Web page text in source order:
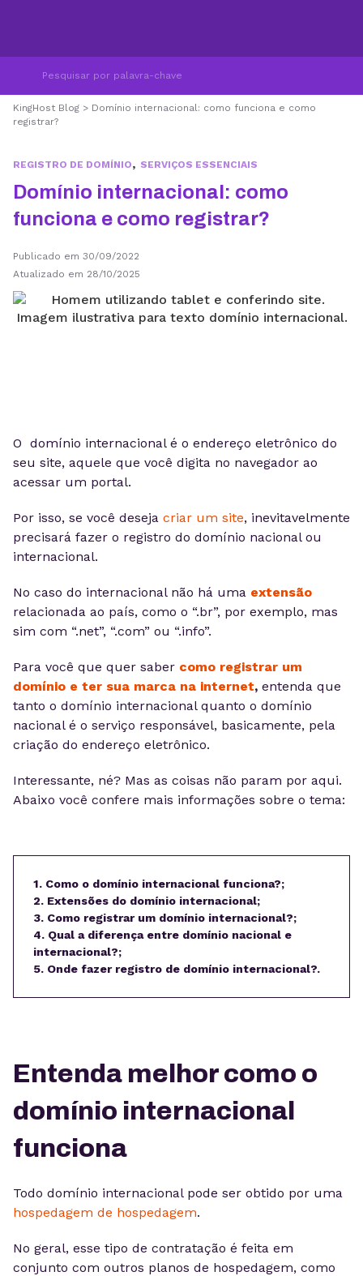
KingHost Blog > Domínio internacional: como funciona e como
registrar?
REGISTRO DE DOMÍNIO, SERVIÇOS ESSENCIAIS
Domínio internacional: como
funciona e como registrar?
Publicado em 30/09/2022
Atualizado em 28/10/2025
O domínio internacional é o endereço eletrônico do
seu site, aquele que você digita no navegador ao
acessar um portal.
Por isso, se você deseja criar um site, inevitavelmente
precisará fazer o registro do domínio nacional ou
internacional.
No caso do internacional não há uma extensão
relacionada ao país, como o “.br”, por exemplo, mas
sim com “.net”, “.com” ou “.info”.
Para você que quer saber como registrar um
domínio e ter sua marca na internet, entenda que
tanto o domínio internacional quanto o domínio
nacional é o serviço responsável, basicamente, pela
criação do endereço eletrônico.
Interessante, né? Mas as coisas não param por aqui.
Abaixo você confere mais informações sobre o tema:
1. Como o domínio internacional funciona?;
2. Extensões do domínio internacional;
3. Como registrar um domínio internacional?;
4. Qual a diferença entre domínio nacional e
internacional?;
5. Onde fazer registro de domínio internacional?.
Entenda melhor como o
domínio internacional
funciona
Todo domínio internacional pode ser obtido por uma
hospedagem de hospedagem.
No geral, esse tipo de contratação é feita em
conjunto com outros planos de hospedagem, como